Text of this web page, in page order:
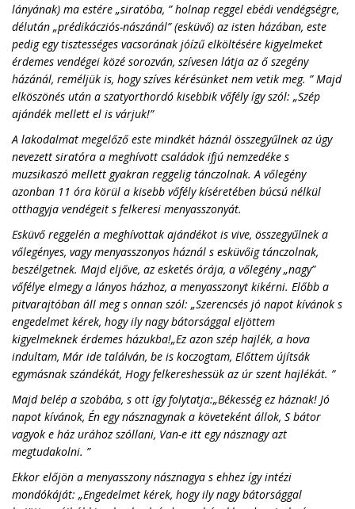
lányának) ma estére „siratóba, ” holnap reggel ebédi vendégségre,
délután „prédikácziós-nászánál” (esküvő) az isten házában, este
pedig egy tisztességes vacsorának jóízű elköltésére kigyelmeket
érdemes vendégei közé sorozván, szívesen látja az ő szegény
házánál, reméljük is, hogy szíves kérésünket nem vetik meg. ” Majd
elköszönés után a szatyorthordó kisebbik vőfély így szól: „Szép
ajándék mellett el is várjuk!”
A lakodalmat megelőző este mindkét háznál összegyűlnek az úgy
nevezett siratóra a meghívott családok ifjú nemzedéke s
muzsikaszó mellett gyakran reggelig tánczolnak. A vőlegény
azonban 11 óra körül a kisebb vőfély kíséretében búcsú nélkül
otthagyja vendégeit s felkeresi menyasszonyát.
Esküvő reggelén a meghívottak ajándékot is vive, összegyűlnek a
vőlegényes, vagy menyasszonyos háznál s esküvőig tánczolnak,
beszélgetnek. Majd eljőve, az esketés órája, a vőlegény „nagy”
vőfélye elmegy a lányos házhoz, a menyasszonyt kikérni. Előbb a
pitvarajtóban áll meg s onnan szól: „Szerencsés jó napot kívánok s
engedelmet kérek, hogy ily nagy bátorsággal eljöttem
kigyelmeknek érdemes házukba!„Ez azon szép hajlék, a hova
indultam, Már ide találván, be is koczogtam, Előttem újítsák
egymásnak szándékát, Hogy felkereshessük az úr szent hajlékát. ”
Majd belép a szobába, s ott így folytatja:„Békesség ez háznak! Jó
napot kívánok, Én egy násznagynak a követeként állok, S bátor
vagyok e ház urához szóllani, Van-e itt egy násznagy azt
megtudakolni. ”
Ekkor előjön a menyasszony násznagya s ehhez így intézi
mondókáját: „Engedelmet kérek, hogy ily nagy bátorsággal